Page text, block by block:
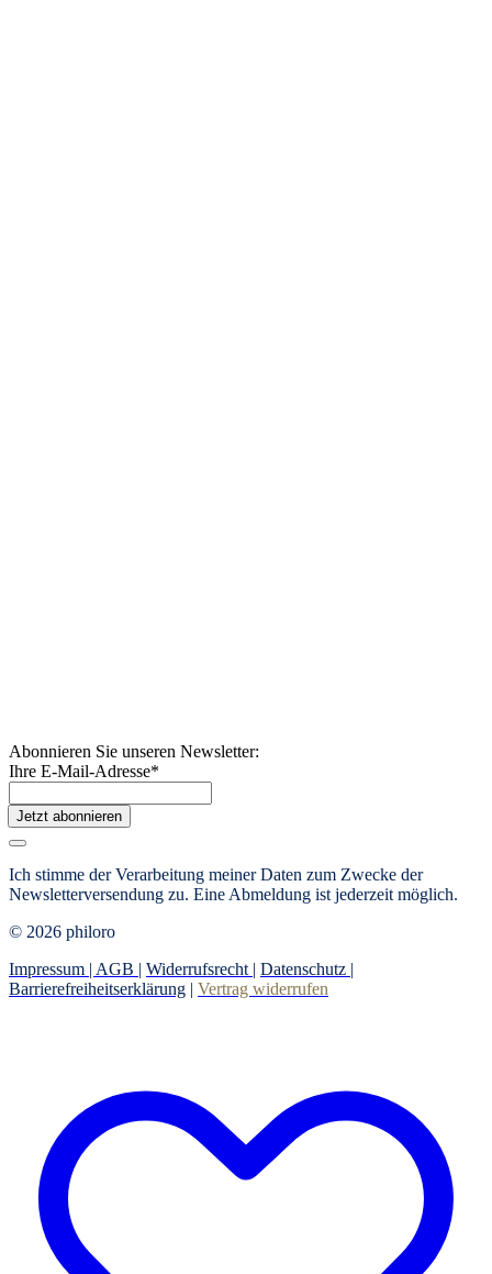
Abonnieren Sie unseren Newsletter:
Ihre E-Mail-Adresse*
Jetzt abonnieren
Ich stimme der Verarbeitung meiner Daten zum Zwecke der
Newsletterversendung zu. Eine Abmeldung ist jederzeit möglich.
© 2026 philoro
Impressum | AGB | Widerrufsrecht | Datenschutz |
Barrierefreiheitserklärung | Vertrag widerrufen